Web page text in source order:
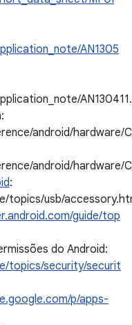
AN1305
android/
android/hardware/
:
topics/usb/
guide/top
do Android:
topics/security/securit
p/apps-